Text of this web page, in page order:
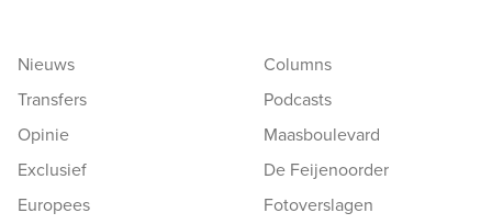
Nieuws
Transfers
Opinie
Exclusief
Europees
Columns
Podcasts
Maasboulevard
De Feijenoorder
Fotoverslagen